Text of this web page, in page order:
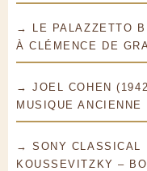
→ LE PALAZZETTO
À CLÉMENCE DE
→ JOEL COHEN
MUSIQUE ANCIENNE
→ SONY CLASSICAL
KOUSSEVITZKY –